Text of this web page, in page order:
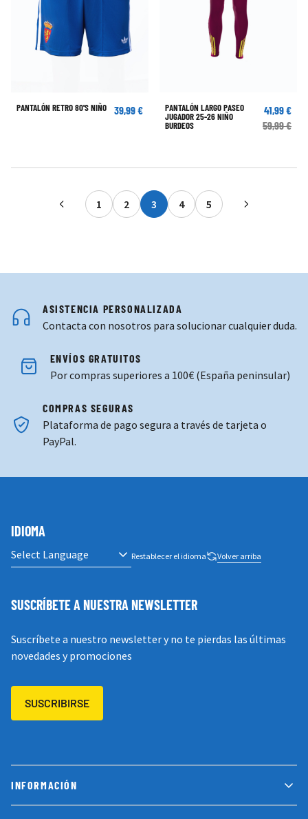
PANTALÓN RETRO 80'S NIÑO 39,99 €
PANTALÓN LARGO PASEO
JUGADOR 25-26 NIÑO
BURDEOS
41,99 €
59,99 €
Página
1
Página
2
Actualmente estás leyendo
3
Página
4
Página
5
ASISTENCIA PERSONALIZADA
Contacta con nosotros para solucionar cualquier duda.
ENVÍOS GRATUITOS
Por compras superiores a 100€ (España peninsular)
COMPRAS SEGURAS
Plataforma de pago segura a través de tarjeta o
PayPal.
INFORMACIÓN
IDIOMA
Restablecer el idioma Volver arriba
SUSCRÍBETE A NUESTRA NEWSLETTER
Suscríbete a nuestro newsletter y no te pierdas las últimas
novedades y promociones
SUSCRIBIRSE